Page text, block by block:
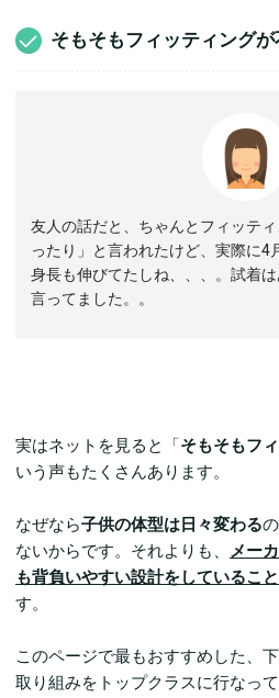
そもそもフィッティングが
友人の話だと、ちゃんとフィッテ
ったり」と言われたけど、実際に4
身長も伸びてたしね、、、。試着
言ってました。。
実はネットを見ると「そもそもフ
いう声もたくさんあります。
なぜなら子供の体型は日々変わる
ないからです。それよりも、 メー
も背負いやすい設計をしているこ
す。
このページで最もおすすめした、
取り組みをトップクラスに行なっ